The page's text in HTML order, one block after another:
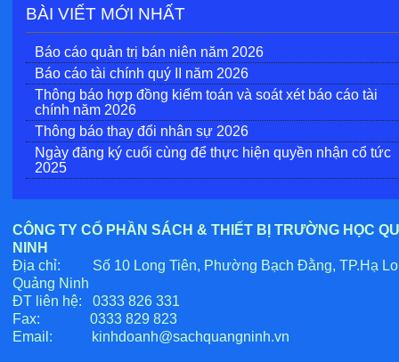
BÀI VIẾT MỚI NHẤT
Báo cáo quản trị bán niên năm 2026
Báo cáo tài chính quý II năm 2026
Thông báo hợp đồng kiểm toán và soát xét báo cáo tài
chính năm 2026
Thông báo thay đổi nhân sự 2026
Ngày đăng ký cuối cùng để thực hiện quyền nhận cổ tức
2025
CÔNG TY CỔ PHẦN SÁCH & THIẾT BỊ TRƯỜNG HỌC
NINH
Địa chỉ: Số 10 Long Tiên, Phường Bạch Đằng, TP.Hạ
Quảng Ninh
ĐT liên hệ: 0333 826 331
Fax: 0333 829 823
Email:
kinhdoanh@sachquangninh.vn